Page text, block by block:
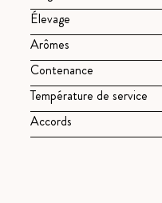
Élevage
Arômes
Contenance
Température de service
Accords